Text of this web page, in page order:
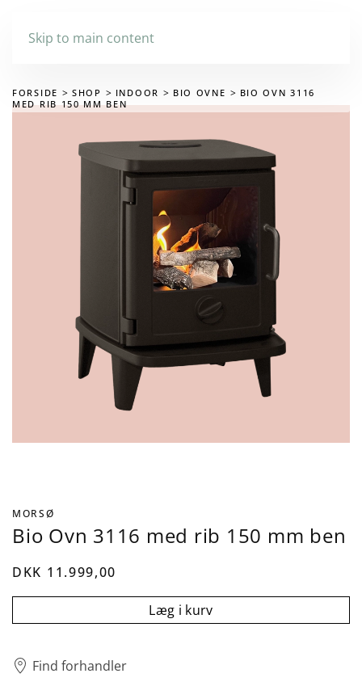
Skip to main content
FORSIDE SHOP INDOOR BIO OVNE
BIO OVN 3116
MED RIB 150 MM BEN
MORSØ
Bio Ovn 3116 med rib 150 mm ben
DKK 11.999,00
Læg i kurv
Find forhandler